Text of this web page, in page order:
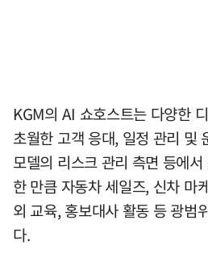
KGM의 AI 쇼호스트는 다양한
초월한 고객 응대, 일정 관리 및
모델의 리스크 관리 측면 등에
한 만큼 자동차 세일즈, 신차 마
외 교육, 홍보대사 활동 등 광범
다.